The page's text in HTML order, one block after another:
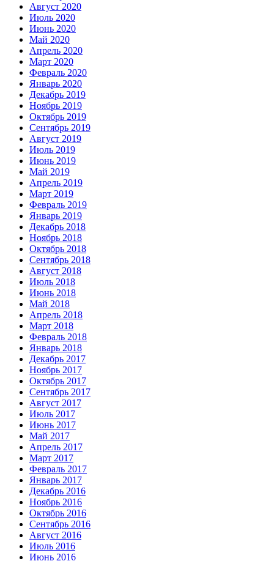
Август 2020
Июль 2020
Июнь 2020
Май 2020
Апрель 2020
Март 2020
Февраль 2020
Январь 2020
Декабрь 2019
Ноябрь 2019
Октябрь 2019
Сентябрь 2019
Август 2019
Июль 2019
Июнь 2019
Май 2019
Апрель 2019
Март 2019
Февраль 2019
Январь 2019
Декабрь 2018
Ноябрь 2018
Октябрь 2018
Сентябрь 2018
Август 2018
Июль 2018
Июнь 2018
Май 2018
Апрель 2018
Март 2018
Февраль 2018
Январь 2018
Декабрь 2017
Ноябрь 2017
Октябрь 2017
Сентябрь 2017
Август 2017
Июль 2017
Июнь 2017
Май 2017
Апрель 2017
Март 2017
Февраль 2017
Январь 2017
Декабрь 2016
Ноябрь 2016
Октябрь 2016
Сентябрь 2016
Август 2016
Июль 2016
Июнь 2016